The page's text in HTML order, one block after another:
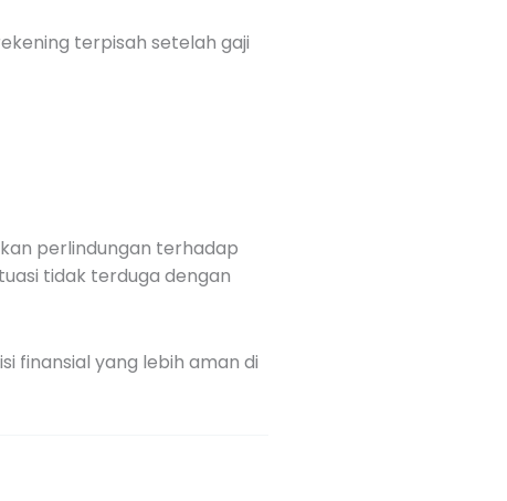
terpisah setelah gaji
perlindungan terhadap
tidak terduga dengan
finansial yang lebih aman di